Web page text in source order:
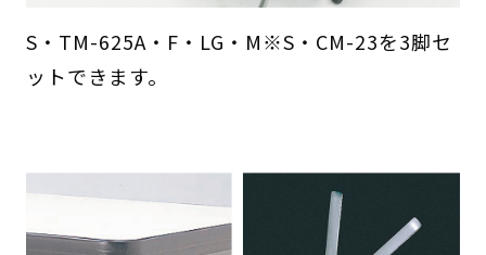
S・TM-625A・F・LG・M※S・CM-23を3脚セ
ットできます。